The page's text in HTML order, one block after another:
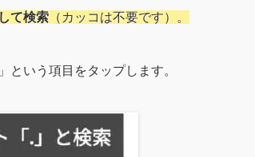
て検索（カッコは不要です）。
という項目をタップします。